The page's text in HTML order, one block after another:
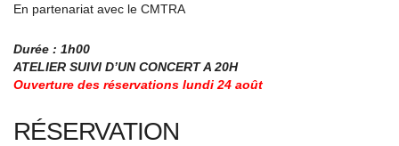
En partenariat avec le CMTRA
Durée : 1h00
ATELIER SUIVI D’UN CONCERT A 20H
Ouverture des réservations lundi 24 août
RÉSERVATION